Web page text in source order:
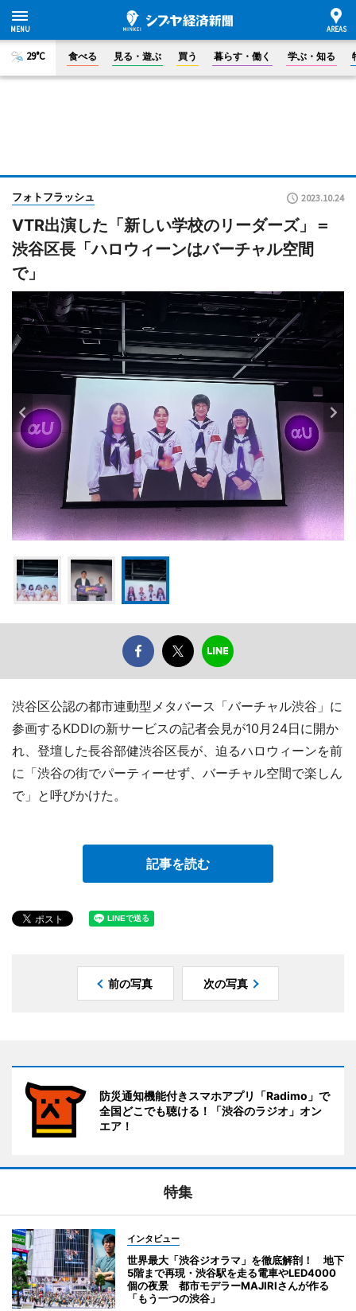
29°C 食べる 見る・遊ぶ 買う 暮らす・働く 学ぶ・知る
フォトフラッシュ 2023.10.24
VTR出演した「新しい学校のリーダーズ」＝
渋谷区長「ハロウィーンはバーチャル空間
で」
渋谷区公認の都市連動型メタバース「バーチャル渋谷」に
参画するKDDIの新サービスの記者会見が10月24日に開か
れ、登壇した長谷部健渋谷区長が、迫るハロウィーンを前
に「渋谷の街でパーティーせず、バーチャル空間で楽しん
で」と呼びかけた。
記事を読む
前の写真 次の写真
防災通知機能付きスマホアプリ「Radimo」で
全国どこでも聴ける！「渋谷のラジオ」オン
エア！
特集
インタビュー
世界最大「渋谷ジオラマ」を徹底解剖！ 地下
5階まで再現・渋谷駅を走る電車やLED4000
個の夜景 都市モデラーMAJIRIさんが作る
「もう一つの渋谷」